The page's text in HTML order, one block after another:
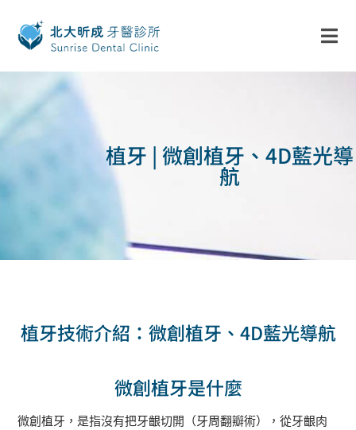
植牙 | 微創植牙、4D藍光導
航
植牙技術介紹：微創植牙、4D藍光導航
微創植牙是什麼
微創植牙，是指沒有把牙齦切開（牙周翻瓣術），從牙齦肉